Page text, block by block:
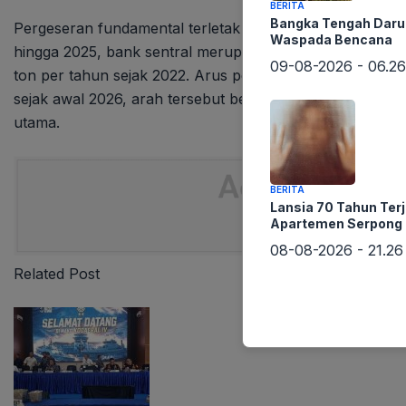
Pergeseran fundamental terletak pada perilaku pelaku
hingga 2025, bank sentral merupakan pembeli emas
ton per tahun sejak 2022. Arus pembelian masif ini
sejak awal 2026, arah tersebut berbalik. Pasar kini
utama.
Related Post
BERITA
Bangka Tengah
Waspada Bencana
09-08-2026 - 06.26
BERITA
Lansia 70 Tahun
Apartemen Serpong
08-08-2026 - 21.26